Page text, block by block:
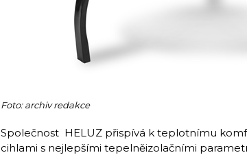
Foto: archiv redakce
Společnost HELUZ přispívá k teplotnímu
cihlami s nejlepšími tepelněizolačními